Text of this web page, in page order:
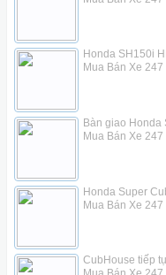
Honda SH150i
Mua Bán Xe 247
Bàn giao Honda
Mua Bán Xe 247
Honda Super
Mua Bán Xe 247
CubHouse tiếp